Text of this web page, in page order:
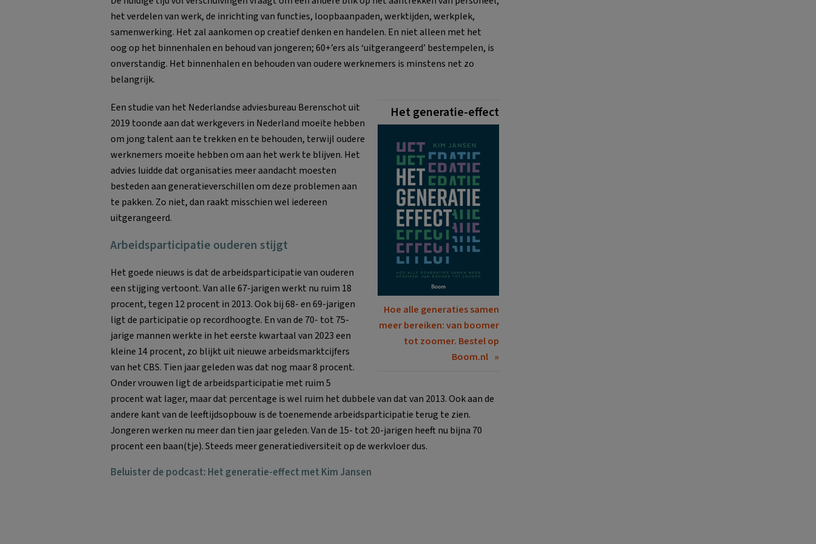
het verdelen van werk, de inrichting van functies, loopbaanpaden, werktijden, werkplek,
samenwerking. Het zal aankomen op creatief denken en handelen. En niet alleen met het
oog op het binnenhalen en behoud van jongeren; 60+’ers als ‘uitgerangeerd’ bestempelen, is
onverstandig. Het binnenhalen en behouden van oudere werknemers is minstens net zo
belangrijk.
Het generatie-effect
Hoe alle generaties samen
meer bereiken: van boomer
tot zoomer. Bestel op
Boom.nl
Een studie van het Nederlandse adviesbureau Berenschot uit
2019 toonde aan dat werkgevers in Nederland moeite hebben
om jong talent aan te trekken en te behouden, terwijl oudere
werknemers moeite hebben om aan het werk te blijven. Het
advies luidde dat organisaties meer aandacht moesten
besteden aan generatieverschillen om deze problemen aan
te pakken. Zo niet, dan raakt misschien wel iedereen
uitgerangeerd.
Arbeidsparticipatie ouderen stijgt
Het goede nieuws is dat de arbeidsparticipatie van ouderen
een stijging vertoont. Van alle 67-jarigen werkt nu ruim 18
procent, tegen 12 procent in 2013. Ook bij 68- en 69-jarigen
ligt de participatie op recordhoogte. En van de 70- tot 75-
jarige mannen werkte in het eerste kwartaal van 2023 een
kleine 14 procent, zo blijkt uit nieuwe arbeidsmarktcijfers
van het CBS. Tien jaar geleden was dat nog maar 8 procent.
Onder vrouwen ligt de arbeidsparticipatie met ruim 5
procent wat lager, maar dat percentage is wel ruim het dubbele van dat van 2013. Ook aan de
andere kant van de leeftijdsopbouw is de toenemende arbeidsparticipatie terug te zien.
Jongeren werken nu meer dan tien jaar geleden. Van de 15- tot 20-jarigen heeft nu bijna 70
procent een baan(tje). Steeds meer generatiediversiteit op de werkvloer dus.
Beluister de podcast: Het generatie-effect met Kim Jansen